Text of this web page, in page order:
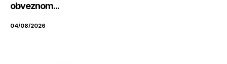
obveznom...
04/08/2026